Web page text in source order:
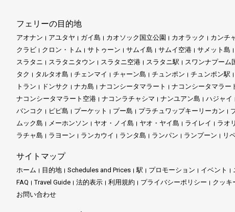
フェリーの目的地
アオナン アユタヤ ガイ島 カオソック国立公園 カオラック カンチ
クラビ
クロン・トム サトゥーン サムイ島 サムイ空港 サメット島
スラタニ
スラタニタウン スラタニ空港 スラタニ駅 スワンナプーム
タク
タルタオ島 チェンマイ チャーン島 チュンポン チュンポン駅
トラン
ドンサク ナカ島 ナコンシータマラート
ナコンシータマラー
ナコンシータマラート空港
ナコンラチャシマ ナンユアン島 ハジャイ
バンコク
ピピ島 プーケット プー島 プラチュワップキーリーカン
ムック島
メーホンソン ヤオ・ノイ島 ヤオ・ヤイ島 ライレイ ラオ
ラチャ島
ラヨーン ランカウイ ランタ島 ランパン ランプーン リ
サイトマップ
ホーム 目的地 Schedules and Prices 駅 プロモーション イベント
FAQ
Travel Guide 法的表示 利用規約 プライバシーポリシー クッキ
お問い合わせ